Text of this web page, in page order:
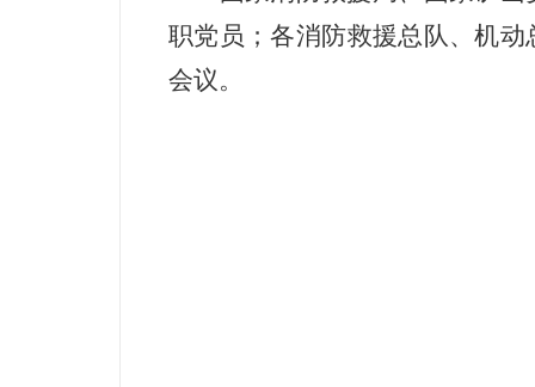
职党员；各消防救援总队、机
会议。